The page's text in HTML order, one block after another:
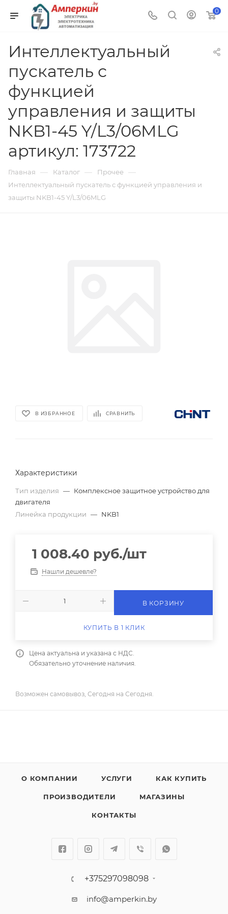
0
Интеллектуальный
пускатель с
функцией
управления и защиты
NKB1-45 Y/L3/06MLG
артикул: 173722
Главная — Каталог — Прочее —
Интеллектуальный пускатель с функцией управления и
защиты NKB1-45 Y/L3/06MLG
В ИЗБРАННОЕ СРАВНИТЬ
Характеристики
Тип изделия — Комплексное защитное устройство для
двигателя
Линейка продукции — NKB1
1 008.40 руб./шт
Нашли дешевле?
В КОРЗИНУ
КУПИТЬ В 1 КЛИК
Цена актуальна и указана с НДС.
Обязательно уточнение наличия.
Возможен самовывоз, Сегодня на Сегодня.
О КОМПАНИИ УСЛУГИ КАК КУПИТЬ
ПРОИЗВОДИТЕЛИ МАГАЗИНЫ
КОНТАКТЫ
+375297098098
info@amperkin.by